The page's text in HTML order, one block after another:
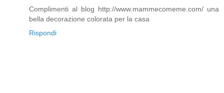
Complimenti al blog http://www.mammecomeme.com/ una
bella decorazione colorata per la casa
Rispondi